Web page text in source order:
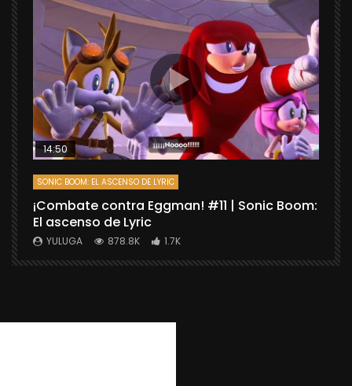
14:50
SONIC BOOM: EL ASCENSO DE LYRIC
¡Combate contra Eggman! #11 | Sonic Boom:
El ascenso de Lyric
YULUGA 878.8K 1.7K